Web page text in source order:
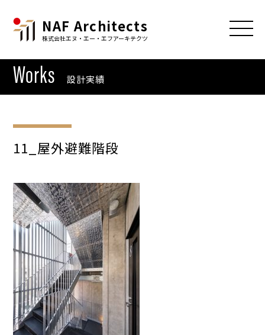
NAF Architects
株式会社エヌ・エー・エフアーキテクツ
Works 設計実績
11_屋外避難階段